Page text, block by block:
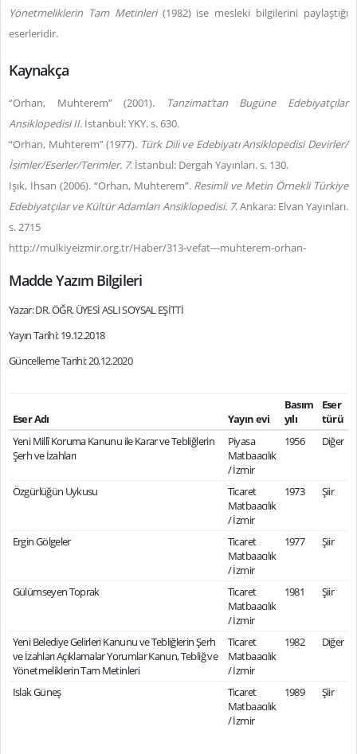
Yönetmeliklerin Tam Metinleri(1982) ise mesleki bilgilerini paylaştığı
eserleridir.
Kaynakça
“Orhan, Muhterem” (2001). Tanzimat’tan Bugüne Edebiyatçılar
Ansiklopedisi II. İstanbul: YKY. s. 630.
“Orhan, Muhterem” (1977). Türk Dili ve Edebiyatı Ansiklopedisi Devirler/
İsimler/Eserler/Terimler. 7. İstanbul: Dergah Yayınları. s. 130.
Işık, İhsan (2006). “Orhan, Muhterem”. Resimli ve Metin Örnekli Türkiye
Edebiyatçılar ve Kültür Adamları Ansiklopedisi. 7. Ankara: Elvan Yayınları.
s. 2715
http://mulkiyeizmir.org.tr/Haber/313-vefat---muhterem-orhan-
Madde Yazım Bilgileri
Yazar: DR. ÖĞR. ÜYESİ ASLI SOYSAL EŞİTTİ
Yayın Tarihi: 19.12.2018
Güncelleme Tarihi: 20.12.2020
Eser Adı Yayın evi
Basım
yılı
Eser
türü
Yeni Millî Koruma Kanunu ile Karar ve Tebliğlerin
Şerh ve İzahları
Piyasa
Matbaacılık
/ İzmir
1956 Diğer
Özgürlüğün Uykusu
Ticaret
Matbaacılık
/ İzmir
1973 Şiir
Ergin Gölgeler
Ticaret
Matbaacılık
/ İzmir
1977 Şiir
Gülümseyen Toprak
Ticaret
Matbaacılık
/ İzmir
1981 Şiir
Yeni Belediye Gelirleri Kanunu ve Tebliğlerin Şerh
ve İzahları Açıklamalar Yorumlar Kanun, Tebliğ ve
Yönetmeliklerin Tam Metinleri
Ticaret
Matbaacılık
/ İzmir
1982 Diğer
Islak Güneş
Ticaret
Matbaacılık
/ İzmir
1989 Şiir